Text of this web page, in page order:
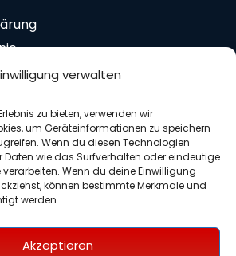
verwalten
zu bieten, verwenden wir
um Geräteinformationen zu speichern
Wenn du diesen Technologien
Daten wie das Surfverhalten oder eindeutige
verarbeiten. Wenn du deine Einwilligung
können bestimmte Merkmale und
werden.
Akzeptieren